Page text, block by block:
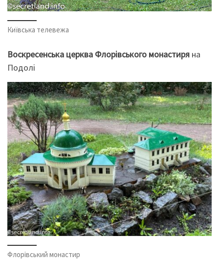
Київська телевежа
Воскресенська церква Флорівського монастиря на
Подолі
Флорівський монастир